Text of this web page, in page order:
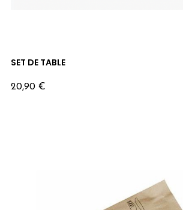
SET DE TABLE
Prix
20,90 €